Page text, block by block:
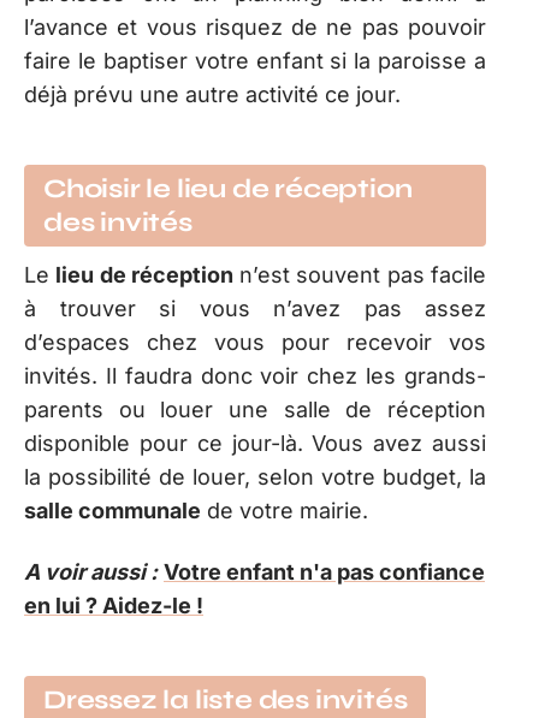
l’avance et vous risquez de ne pas pouvoir
faire le baptiser votre enfant si la paroisse a
déjà prévu une autre activité ce jour.
Choisir le lieu de réception
des invités
Le lieu de réception n’est souvent pas facile
à trouver si vous n’avez pas assez
d’espaces chez vous pour recevoir vos
invités. Il faudra donc voir chez les grands-
parents ou louer une salle de réception
disponible pour ce jour-là. Vous avez aussi
la possibilité de louer, selon votre budget, la
salle communale de votre mairie.
A voir aussi : Votre enfant n'a pas confiance
en lui ? Aidez-le !
Dressez la liste des invités